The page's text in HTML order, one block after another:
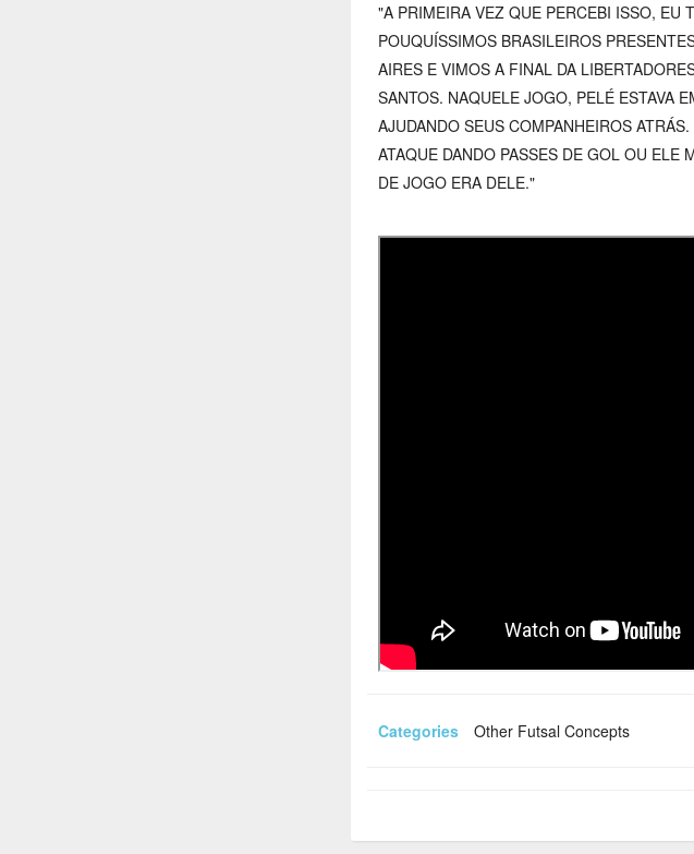
"A PRIMEIRA VEZ QUE PERCEBI ISSO, EU
POUQUÍSSIMOS BRASILEIROS
AIRES E VIMOS A FINAL DA
SANTOS. NAQUELE JOGO, PELÉ ESTAVA
AJUDANDO SEUS COMPANHEIROS
ATAQUE DANDO PASSES DE GOL OU
DE JOGO ERA DELE."
Categories Other Futsal Concepts